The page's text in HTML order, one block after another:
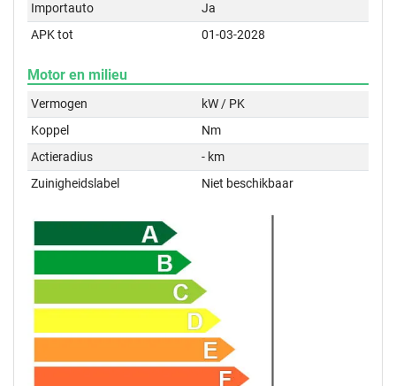
Importauto
Ja
APK tot
01-03-2028
Motor en milieu
Vermogen
kW / PK
Koppel
Nm
Actieradius
- km
Zuinigheidslabel
Niet beschikbaar